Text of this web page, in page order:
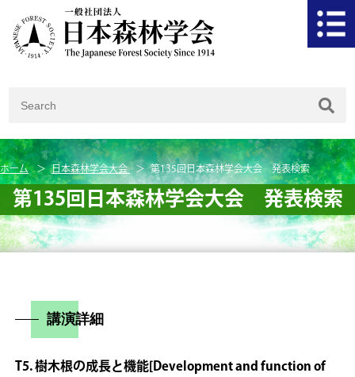
ホーム 日本森林学会大会 第135回日本森林学会大会 発表検索
第135回日本森林学会大会 発表検索
講演詳細
T5. 樹木根の成長と機能[Development and function of